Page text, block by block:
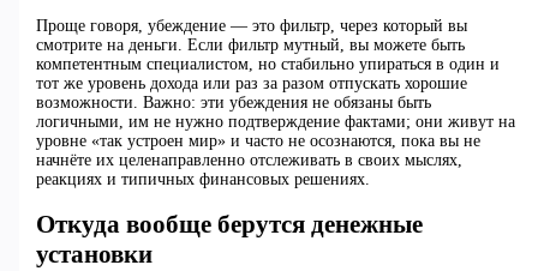
Проще говоря, убеждение — это фильтр, через который вы
смотрите на деньги. Если фильтр мутный, вы можете быть
компетентным специалистом, но стабильно упираться в один и
тот же уровень дохода или раз за разом отпускать хорошие
возможности. Важно: эти убеждения не обязаны быть
логичными, им не нужно подтверждение фактами; они живут на
уровне «так устроен мир» и часто не осознаются, пока вы не
начнёте их целенаправленно отслеживать в своих мыслях,
реакциях и типичных финансовых решениях.
Откуда вообще берутся денежные
установки